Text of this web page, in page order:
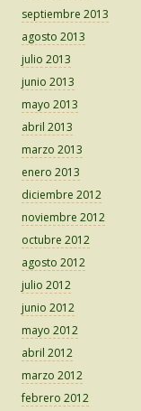
septiembre 2013
agosto 2013
julio 2013
junio 2013
mayo 2013
abril 2013
marzo 2013
enero 2013
diciembre 2012
noviembre 2012
octubre 2012
agosto 2012
julio 2012
junio 2012
mayo 2012
abril 2012
marzo 2012
febrero 2012